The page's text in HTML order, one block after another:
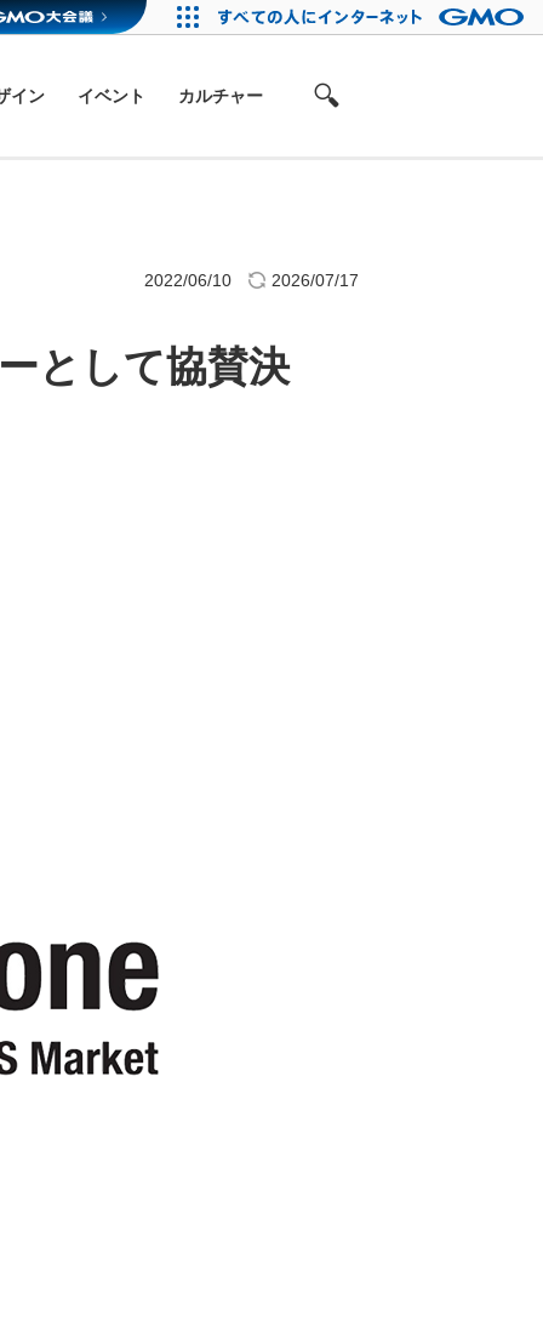
イン イベント カルチャー
2022/06/10 2026/07/17
として協賛決